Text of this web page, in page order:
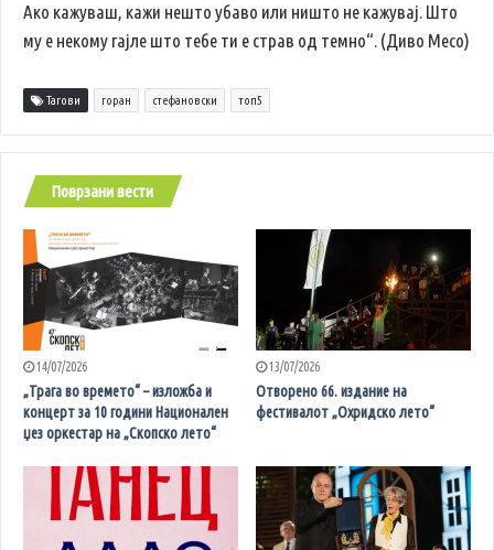
Ако кажуваш, кажи нешто убаво или ништо не кажувај. Што
му е некому гајле што тебе ти е страв од темно“. (Диво Месо)
Тагови горан стефановски топ5
Поврзани вести
14/07/2026
„Трага во времето“ – изложба и
концерт за 10 години Национален
џез оркестар на „Скопско лето“
13/07/2026
Отворено 66. издание на
фестивалот „Охридско лето“